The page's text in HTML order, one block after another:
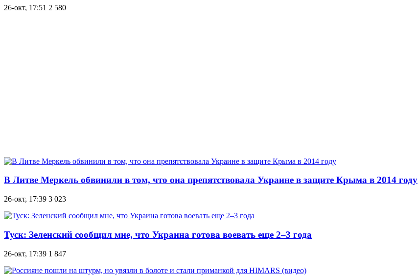
26-окт, 17:51 2 580
В Литве Меркель обвинили в том, что она препятствовала Украине в защите Крыма в 2014 году
26-окт, 17:39 3 023
Туск: Зеленский сообщил мне, что Украина готова воевать еще 2–3 года
26-окт, 17:39 1 847